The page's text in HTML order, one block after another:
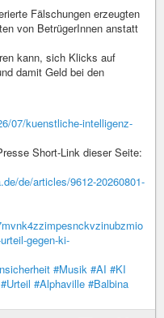
Fälschungen erzeugten
von BetrügerInnen anstatt
kann, sich Klicks auf
damit Geld bei den
07/kuenstliche-intelligenz-
Short-Link dieser Seite:
de/articles/9612-20260801-
gegen-ki-
#Musik #AI #KI
#Urteil #Alphaville #Balbina